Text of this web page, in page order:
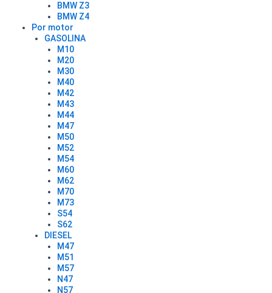
BMW Z3
BMW Z4
Por motor
GASOLINA
M10
M20
M30
M40
M42
M43
M44
M47
M50
M52
M54
M60
M62
M70
M73
S54
S62
DIESEL
M47
M51
M57
N47
N57